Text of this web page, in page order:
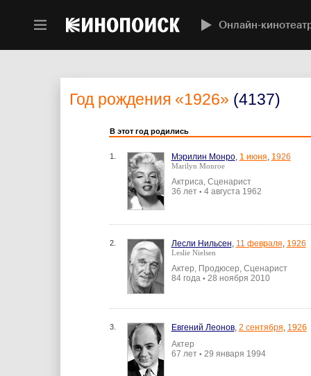
Онлайн-
Год рождения «1926» (4137)
В этот год родились
1. Мэрилин Монро, 1 июня, 1926
Marilyn Monroe
Актриса, Сценарист
36 лет • 4 августа 1962
2. Лесли Нильсен, 11 февраля, 1926
Leslie Nielsen
Актер, Продюсер, Сценарист
84 года • 28 ноября 2010
3. Евгений Леонов, 2 сентября, 1926
Актер
67 лет • 29 января 1994